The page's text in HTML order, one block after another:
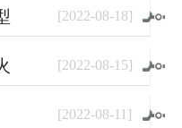
[2022-08-18]
[2022-08-15]
[2022-08-11 ]